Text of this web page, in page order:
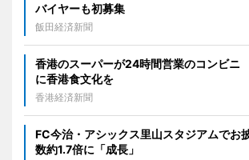
バイヤーも初募集
飯田経済新聞
香港のスーパーが24時間営業のコンビニ
に香港食文化を
香港経済新聞
FC今治・アシックス里山スタジアムで
数約1.7倍に「成長」